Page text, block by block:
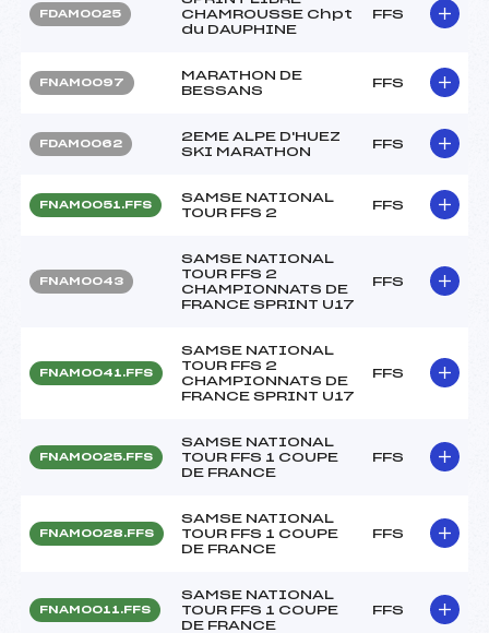
FDAM0025
CHAMROUSSE Chpt
du DAUPHINE
FFS
FNAM0097
MARATHON DE
BESSANS
FFS
FDAM0062
2EME ALPE D'HUEZ
SKI MARATHON
FFS
FNAM0051.FFS
SAMSE NATIONAL
TOUR FFS 2
FFS
FNAM0043
SAMSE NATIONAL
TOUR FFS 2
CHAMPIONNATS DE
FRANCE SPRINT U17
FFS
FNAM0041.FFS
SAMSE NATIONAL
TOUR FFS 2
CHAMPIONNATS DE
FRANCE SPRINT U17
FFS
FNAM0025.FFS
SAMSE NATIONAL
TOUR FFS 1 COUPE
DE FRANCE
FFS
FNAM0028.FFS
SAMSE NATIONAL
TOUR FFS 1 COUPE
DE FRANCE
FFS
FNAM0011.FFS
SAMSE NATIONAL
TOUR FFS 1 COUPE
DE FRANCE
FFS